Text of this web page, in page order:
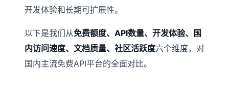
开发体验和长期可扩展性。
以下是我们从免费额度、API数量、开发体验、国
内访问速度、文档质量、社区活跃度六个维度，对
国内主流免费API平台的全面对比。